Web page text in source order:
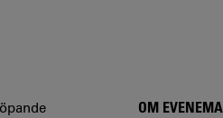
OM